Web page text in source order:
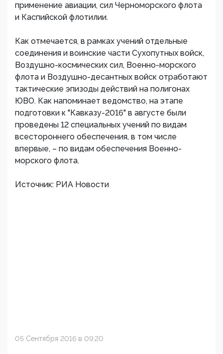
применение авиации, сил Черноморского флота
и Каспийской флотилии.
Как отмечается, в рамках учений отдельные
соединения и воинские части Сухопутных войск,
Воздушно-космических сил, Военно-морского
флота и Воздушно-десантных войск отработают
тактические эпизоды действий на полигонах
ЮВО. Как напоминает ведомство, на этапе
подготовки к "Кавказу-2016" в августе были
проведены 12 специальных учений по видам
всестороннего обеспечения, в том числе
впервые, – по видам обеспечения Военно-
морского флота.
Источник: РИА Новости
05 Сентября 2016 в 09:20